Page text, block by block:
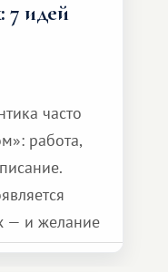
7 идей
часто
работа,
— и желание
что-то